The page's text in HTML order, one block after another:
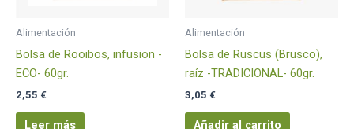
Alimentación
Bolsa de Rooibos, infusion -
ECO- 60gr.
2,55 €
Leer más
Alimentación
Bolsa de Ruscus (Brusco),
raíz -TRADICIONAL- 60gr.
3,05 €
Añadir al carrito